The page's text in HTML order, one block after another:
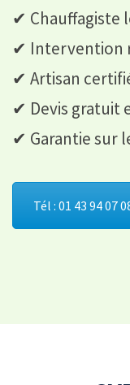
✔ Chauffagiste
✔ Intervention
✔ Artisan
✔ Devis gratuit
✔ Garantie sur
Tél : 01 43 94 07